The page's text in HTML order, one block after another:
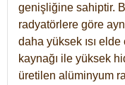
genişliğine sahiptir.
radyatörlere göre
daha yüksek ısı
kaynağı ile yüksek
üretilen alüminyum